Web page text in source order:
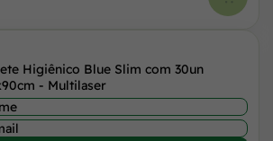
Higiênico Blue Slim com 30un
- Multilaser